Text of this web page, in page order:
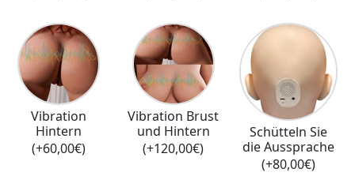
Vibration
Hintern
(+60,00€)
Vibration Brust
und Hintern
(+120,00€)
Schütteln Sie
die Aussprache
(+80,00€)